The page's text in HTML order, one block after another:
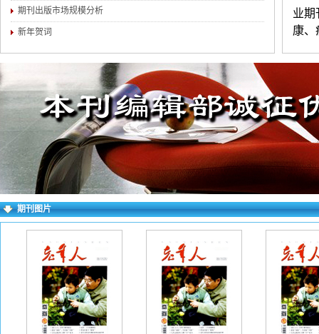
期刊出版市场规模分析
新年贺词
业期
康、
练，
为宜
证无
进行
右上
失败
期刊图片